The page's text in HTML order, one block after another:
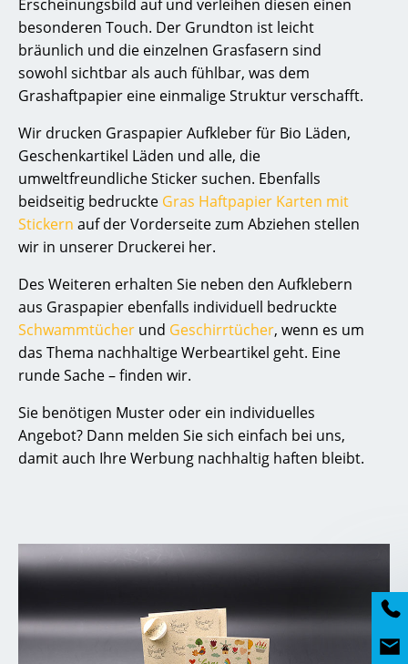
Erscheinungsbild auf und verleihen diesen einen
besonderen Touch. Der Grundton ist leicht
bräunlich und die einzelnen Grasfasern sind
sowohl sichtbar als auch fühlbar, was dem
Grashaftpapier eine einmalige Struktur verschafft.
Wir drucken Graspapier Aufkleber für Bio Läden,
Geschenkartikel Läden und alle, die
umweltfreundliche Sticker suchen. Ebenfalls
beidseitig bedruckte Gras Haftpapier Karten mit
Stickern auf der Vorderseite zum Abziehen stellen
wir in unserer Druckerei her.
Des Weiteren erhalten Sie neben den Aufklebern
aus Graspapier ebenfalls individuell bedruckte
Schwammtücher und Geschirrtücher, wenn es um
das Thema nachhaltige Werbeartikel geht. Eine
runde Sache – finden wir.
Sie benötigen Muster oder ein individuelles
Angebot? Dann melden Sie sich einfach bei uns,
damit auch Ihre Werbung nachhaltig haften bleibt.